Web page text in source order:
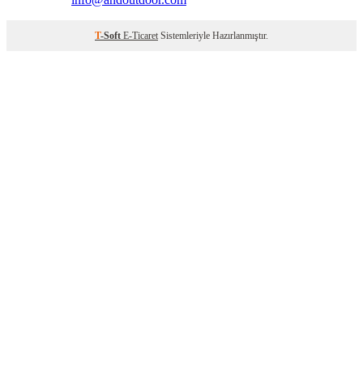
T-Soft E-Ticaret Sistemleriyle Hazırlanmıştır.